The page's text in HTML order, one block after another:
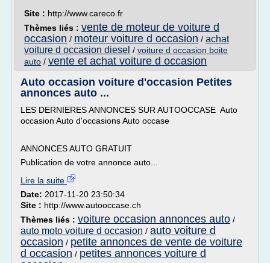
Site : http://www.careco.fr
Thèmes liés : vente de moteur de voiture d
occasion / moteur voiture d occasion / achat
voiture d occasion diesel / voiture d occasion boite
auto / vente et achat voiture d occasion
Auto occasion voiture d'occasion Petites
annonces auto ...
LES DERNIERES ANNONCES SUR AUTOOCCASE Auto
occasion Auto d'occasions Auto occase
ANNONCES AUTO GRATUIT
Publication de votre annonce auto...
Lire la suite
Date: 2017-11-20 23:50:34
Site : http://www.autooccase.ch
Thèmes liés : voiture occasion annonces auto /
auto moto voiture d occasion / auto voiture d
occasion / petite annonces de vente de voiture
d occasion / petites annonces voiture d